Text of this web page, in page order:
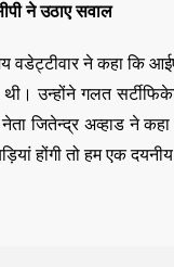
ने उठाए सवाल
वडेट्टीवार ने कहा कि
थी। उन्होंने गलत
नेता जितेन्द्र अव्हाड ने
होंगी तो हम एक